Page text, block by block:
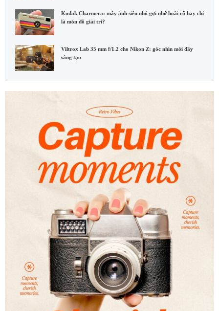
Kodak Charmera: máy ảnh siêu nhỏ gợi nhớ hoài cổ hay chỉ
là món đồ giải trí?
Viltrox Lab 35 mm f/1.2 cho Nikon Z: góc nhìn mới đầy
sáng tạo